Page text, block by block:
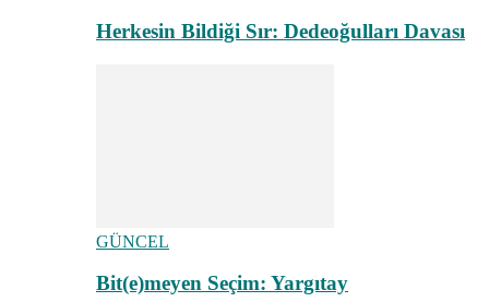
Herkesin Bildiği Sır: Dedeoğulları Davası
GÜNCEL
Bit(e)meyen Seçim: Yargıtay